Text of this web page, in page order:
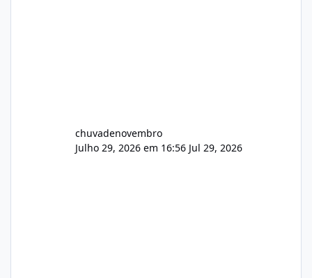
chuvadenovembro
Julho 29, 2026 em 16:56 Jul 29, 2026